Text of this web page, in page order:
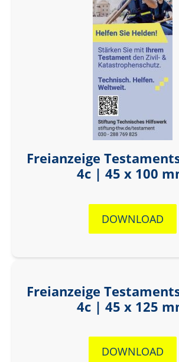
Freianzeige
4c | 45 x 100
DOWNLOAD
Freianzeige
4c | 45 x 125
DOWNLOAD